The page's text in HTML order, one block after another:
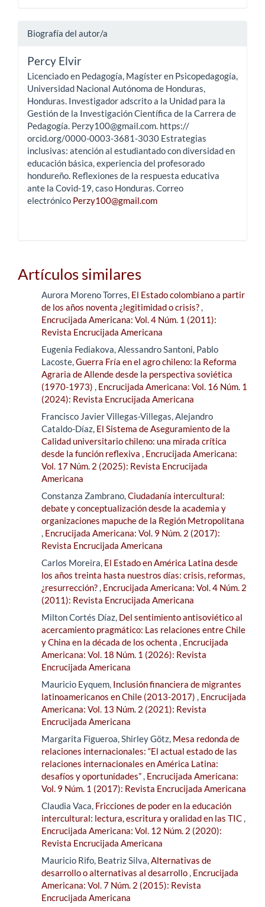
Biografía del autor/a
Percy Elvir
Licenciado en Pedagogía, Magíster en Psicopedagogía,
Universidad Nacional Autónoma de Honduras,
Honduras. Investigador adscrito a la Unidad para la
Gestión de la Investigación Científica de la Carrera de
Pedagogía. Perzy100@gmail.com. https://
orcid.org/0000-0003-3681-3030 Estrategias
inclusivas: atención al estudiantado con diversidad en
educación básica, experiencia del profesorado
hondureño. Reflexiones de la respuesta educativa
ante la Covid-19, caso Honduras. Correo
electrónico Perzy100@gmail.com
Artículos similares
Aurora Moreno Torres, El Estado colombiano a partir
de los años noventa ¿legitimidad o crisis?,
Encrucijada Americana: Vol. 4 Núm. 1 (2011):
Revista Encrucijada Americana
Eugenia Fediakova, Alessandro Santoni, Pablo
Lacoste,Guerra Fría en el agro chileno: la Reforma
Agraria de Allende desde la perspectiva soviética
(1970-1973) , Encrucijada Americana: Vol. 16 Núm. 1
(2024): Revista Encrucijada Americana
Francisco Javier Villegas-Villegas, Alejandro
Cataldo-Díaz, El Sistema de Aseguramiento de la
Calidad universitario chileno: una mirada crítica
desde la función reflexiva , Encrucijada Americana:
Vol. 17 Núm. 2 (2025): Revista Encrucijada
Americana
Constanza Zambrano,Ciudadanía intercultural:
debate y conceptualización desde la academia y
organizaciones mapuche de la Región Metropolitana
, Encrucijada Americana: Vol. 9 Núm. 2 (2017):
Revista Encrucijada Americana
Carlos Moreira, El Estado en América Latina desde
los años treinta hasta nuestros días: crisis, reformas,
¿resurrección?, Encrucijada Americana: Vol. 4 Núm. 2
(2011): Revista Encrucijada Americana
Milton Cortés Díaz, Del sentimiento antisoviético al
acercamiento pragmático: Las relaciones entre Chile
y China en la década de los ochenta , Encrucijada
Americana: Vol. 18 Núm. 1 (2026): Revista
Encrucijada Americana
Mauricio Eyquem, Inclusión financiera de migrantes
latinoamericanos en Chile (2013-2017) , Encrucijada
Americana: Vol. 13 Núm. 2 (2021): Revista
Encrucijada Americana
Margarita Figueroa, Shirley Götz, Mesa redonda de
relaciones internacionales: “El actual estado de las
relaciones internacionales en América Latina:
desafíos y oportunidades”, Encrucijada Americana:
Vol. 9 Núm. 1 (2017): Revista Encrucijada Americana
Claudia Vaca, Fricciones de poder en la educación
intercultural: lectura, escritura y oralidad en las TIC,
Encrucijada Americana: Vol. 12 Núm. 2 (2020):
Revista Encrucijada Americana
Mauricio Rifo, Beatriz Silva,Alternativas de
desarrollo o alternativas al desarrollo, Encrucijada
Americana: Vol. 7 Núm. 2 (2015): Revista
Encrucijada Americana